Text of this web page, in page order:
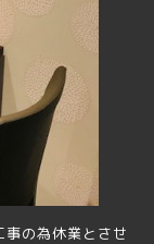
の為休業とさせ